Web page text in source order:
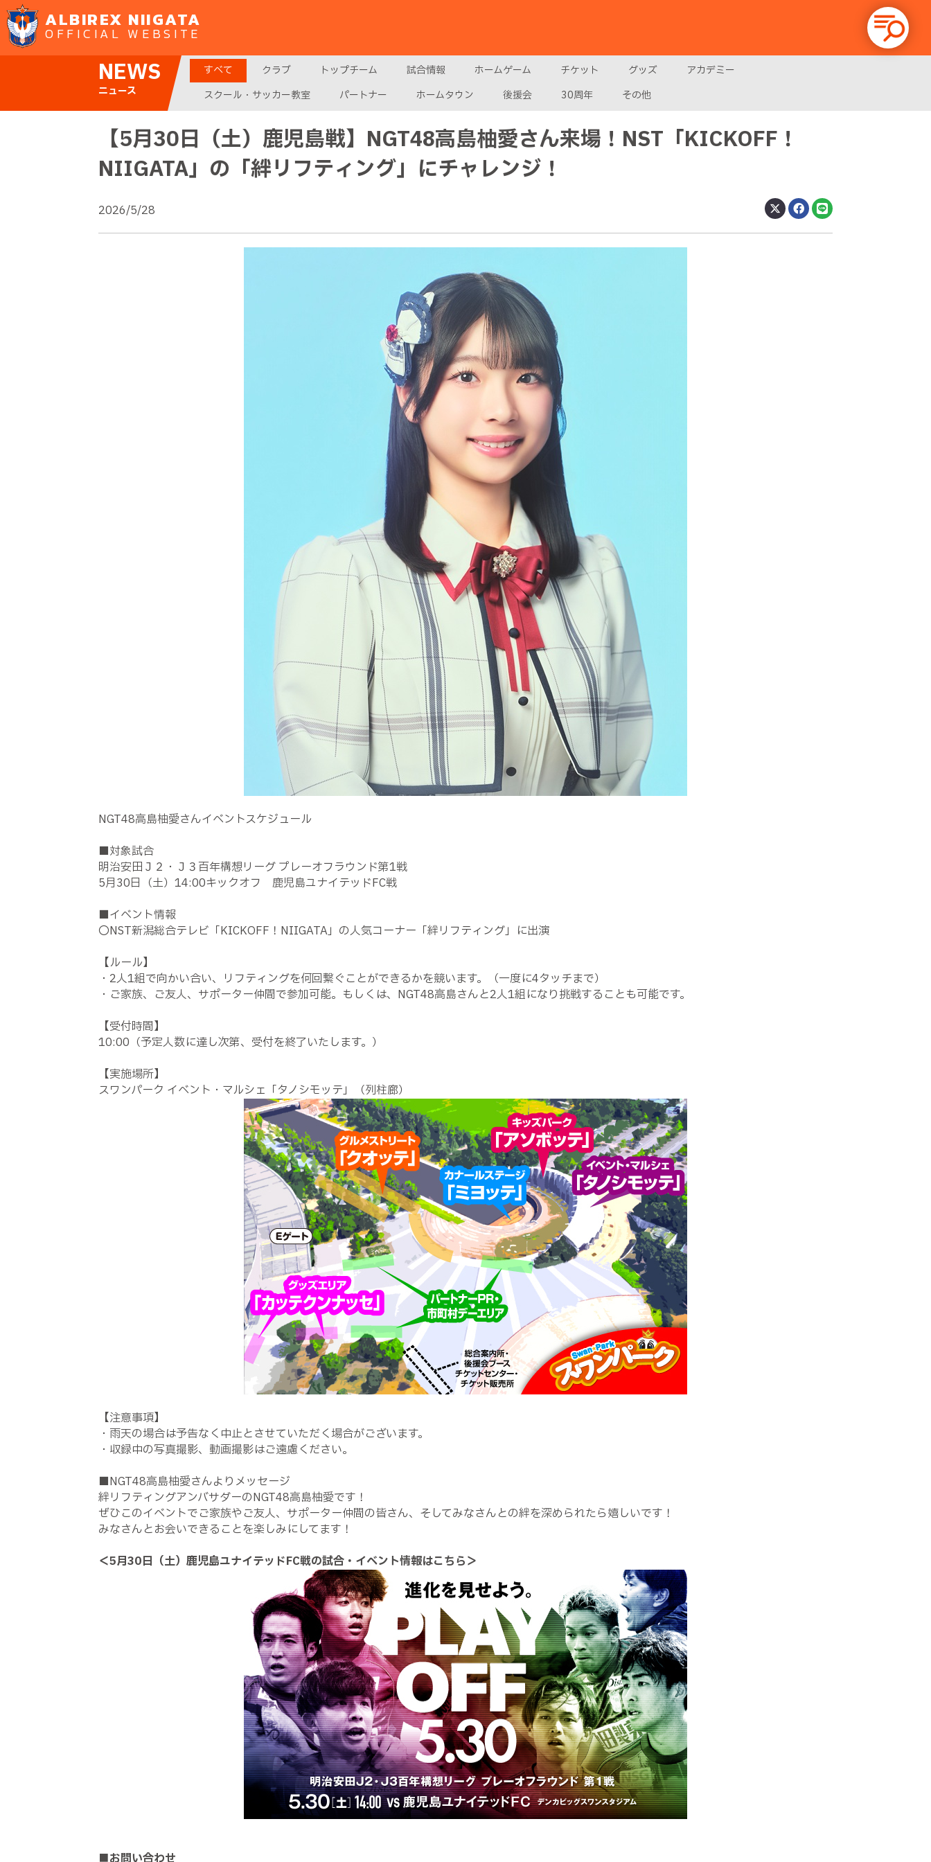
ALBIREX NIIGATA
OFFICIAL WEBSITE
NEWS
ニュース
すべて クラブ トップチーム 試合情報 ホームゲーム チケット グッズ
アカデミー
スクール・サッカー教室
パートナー ホームタウン 後援会 30周年 その他
【5月30日（土）鹿児島戦】NGT48高島柚愛さん来場！NST「KICKOFF！
NIIGATA」の「絆リフティング」にチャレンジ！
2026/5/28
NGT48高島柚愛さんイベントスケジュール
■対象試合
明治安田Ｊ２・Ｊ３百年構想リーグ プレーオフラウンド第1戦
5月30日（土）14:00キックオフ 鹿児島ユナイテッドFC戦
■イベント情報
〇NST新潟総合テレビ「KICKOFF！NIIGATA」の人気コーナー「絆リフティング」に出演
【ルール】
・2人1組で向かい合い、リフティングを何回繋ぐことができるかを競います。（一度に4タッチまで）
・ご家族、ご友人、サポーター仲間で参加可能。もしくは、NGT48高島さんと2人1組になり挑戦することも可能です。
【受付時間】
10:00（予定人数に達し次第、受付を終了いたします。）
【実施場所】
スワンパーク イベント・マルシェ「タノシモッテ」（列柱廊）
【注意事項】
・雨天の場合は予告なく中止とさせていただく場合がございます。
・収録中の写真撮影、動画撮影はご遠慮ください。
■NGT48高島柚愛さんよりメッセージ
絆リフティングアンバサダーのNGT48高島柚愛です！
ぜひこのイベントでご家族やご友人、サポーター仲間の皆さん、そしてみなさんとの絆を深められたら嬉しいです！
みなさんとお会いできることを楽しみにしてます！
＜5月30日（土）鹿児島ユナイテッドFC戦の試合・イベント情報はこちら＞
■お問い合わせ